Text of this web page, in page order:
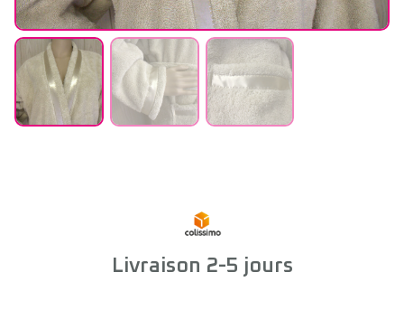
Livraison 2-5 jours